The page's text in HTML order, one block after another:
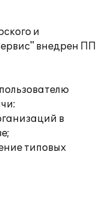
и
внедрен ПП
в
типовых